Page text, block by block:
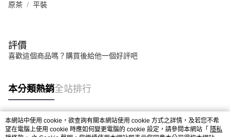
原茶 平裝
評價
喜歡這個商品嗎？購買後給他一個好評吧
本分類熱銷全站排行
熱門標籤
本網站中使用 cookie，欲查詢有關本網站使用 cookie 方式之詳情，及若您不希
望在電腦上使用 cookie 時應如何變更電腦的 cookie 設定，請參閱本網站「 隱私